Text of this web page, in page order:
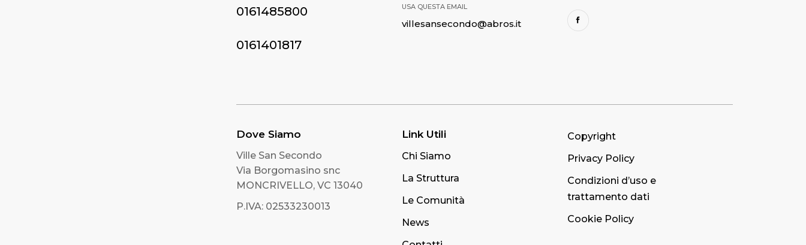
0161485800
0161401817
USA QUESTA EMAIL
villesansecondo@abros.it
Dove Siamo
Ville San Secondo
Via Borgomasino snc
MONCRIVELLO, VC 13040
P.IVA: 02533230013
Link Utili
Chi Siamo
La Struttura
Le Comunità
News
Copyright
Privacy Policy
Condizioni d’uso e
trattamento dati
Cookie Policy